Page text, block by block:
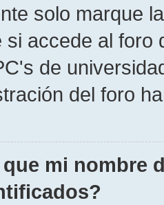
solo marque
si accede al foro
de
del foro
mi nombre